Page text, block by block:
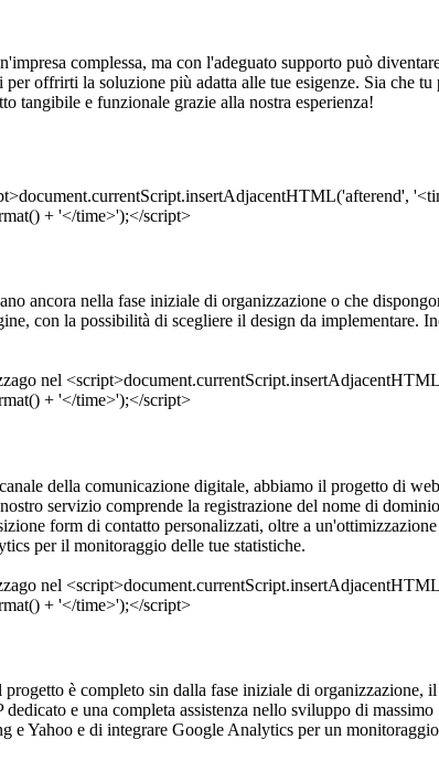
complessa, ma con l'adeguato supporto può
offrirti la soluzione più adatta alle tue esigenze. Sia che tu
tangibile e funzionale grazie alla nostra esperienza!
ancora nella fase iniziale di organizzazione o che
con la possibilità di scegliere il design da implementare.
della comunicazione digitale, abbiamo il progetto di
servizio comprende la registrazione del nome di
form di contatto personalizzati, oltre a
per il monitoraggio delle tue statistiche.
è completo sin dalla fase iniziale di
e una completa assistenza nello sviluppo di
Yahoo e di integrare Google Analytics per un